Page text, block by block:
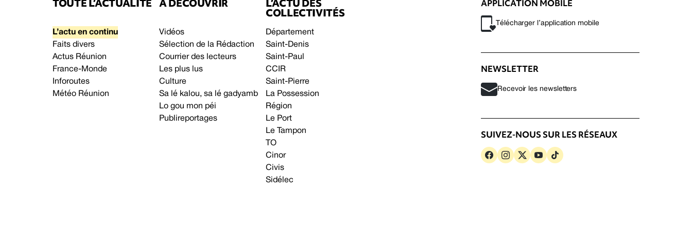
TOUTE L’ACTUALITÉ
L’actu en continu
Faits divers
Actus Réunion
France-Monde
Inforoutes
Météo Réunion
À DÉCOUVRIR
Vidéos
Sélection de la Rédaction
Courrier des lecteurs
Les plus lus
Culture
Sa lé kalou, sa lé gadyamb
Lo gou mon péi
Publireportages
L’ACTU DES
COLLECTIVITÉS
Département
Saint-Denis
Saint-Paul
CCIR
Saint-Pierre
La Possession
Région
Le Port
Le Tampon
TO
Cinor
Civis
Sidélec
APPLICATION MOBILE
Télécharger l’application mobile
NEWSLETTER
Recevoir les newsletters
SUIVEZ-NOUS SUR LES RÉSEAUX